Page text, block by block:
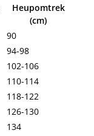
Heupomtrek
(cm)
90
94-98
102-106
110-114
118-122
126-130
134